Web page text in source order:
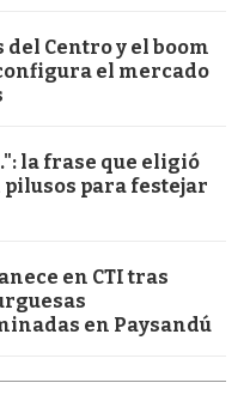
del Centro y el boom
el mercado
la frase que eligió
para festejar
en CTI tras
en Paysandú